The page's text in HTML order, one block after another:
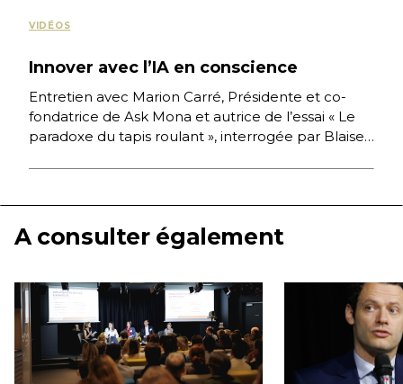
VIDÉOS
Innover avec l’IA en conscience
Entretien avec Marion Carré, Présidente et co-
fondatrice de Ask Mona et autrice de l’essai « Le
paradoxe du tapis roulant », interrogée par Blaise
A consulter également